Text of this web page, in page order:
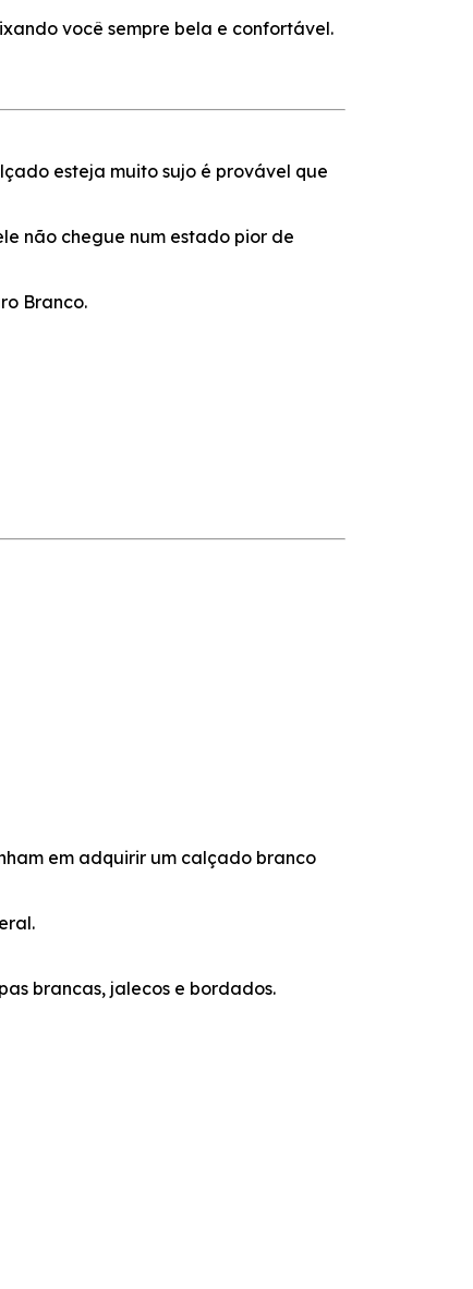
você sempre bela e confortável.
esteja muito sujo é provável que
não chegue num estado pior de
Branco.
em adquirir um calçado branco
brancas, jalecos e bordados.